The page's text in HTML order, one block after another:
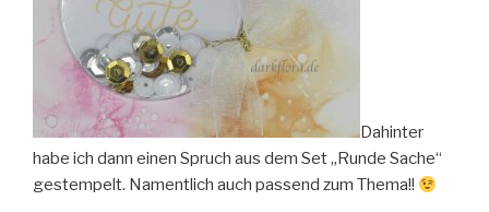
Dahinter
habe ich dann einen Spruch aus dem Set „Runde Sache“
gestempelt. Namentlich auch passend zum Thema!!